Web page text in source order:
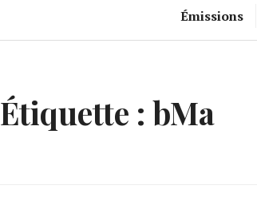
Émissions
Étiquette : bMa